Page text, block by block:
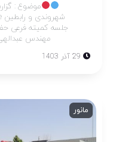
موضوع :
شهروندی و رابطین hse سازمانهای تابعه شهرداری
جلسه کمیته فرعی
مهندس
29 آذر 1403
مانور